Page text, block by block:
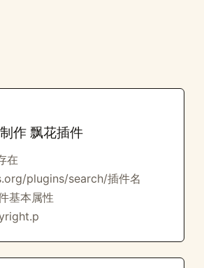
作 飘花插件
在
plugins/search/插件名
基本属性